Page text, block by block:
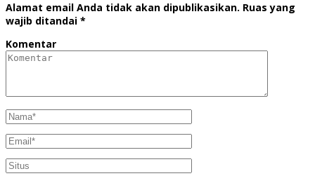
Alamat email Anda tidak akan dipublikasikan. Ruas yang
wajib ditandai *
Komentar